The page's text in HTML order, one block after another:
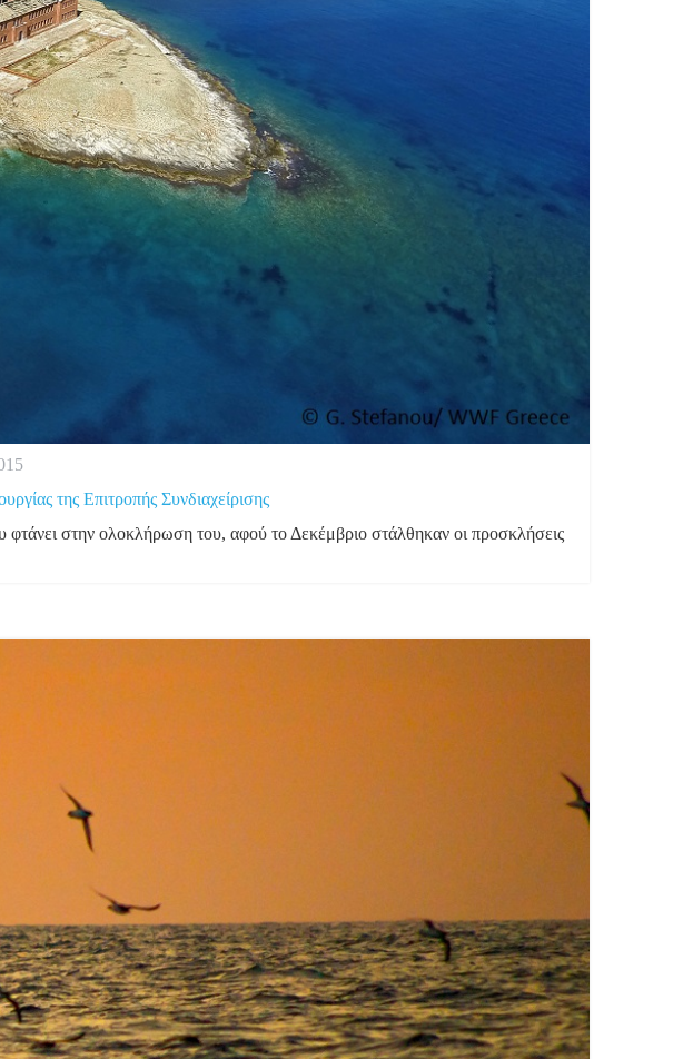
της Επιτροπής Συνδιαχείρισης
φτάνει στην ολοκλήρωση του, αφού το Δεκέμβριο στάλθηκαν οι προσκλήσεις